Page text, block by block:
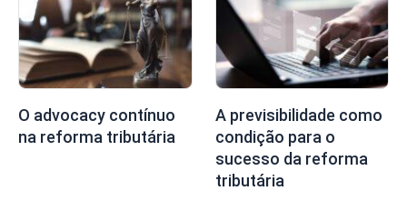
O advocacy contínuo
na reforma tributária
A previsibilidade como
condição para o
sucesso da reforma
tributária